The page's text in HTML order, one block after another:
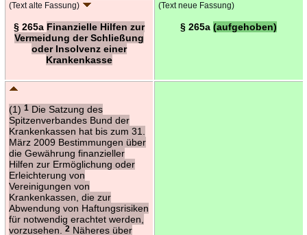
(Text alte Fassung)
§ 265a Finanzielle Hilfen zur
Vermeidung der Schließung
oder Insolvenz einer
Krankenkasse
(Text neue Fassung)
§ 265a (aufgehoben)
(1) 1Die Satzung des
Spitzenverbandes Bund der
Krankenkassen hat bis zum 31.
März 2009 Bestimmungen über
die Gewährung finanzieller
Hilfen zur Ermöglichung oder
Erleichterung von
Vereinigungen von
Krankenkassen, die zur
Abwendung von Haftungsrisiken
für notwendig erachtet werden,
vorzusehen.
2Näheres über